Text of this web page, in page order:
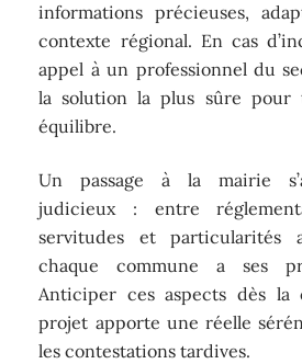
informations précieuses,
contexte régional. En cas
appel à un professionnel du
la solution la plus sûre pour
équilibre.
Un passage à la mairie
judicieux : entre
servitudes et particularités
chaque commune a ses
Anticiper ces aspects dès la
projet apporte une réelle
les contestations tardives.